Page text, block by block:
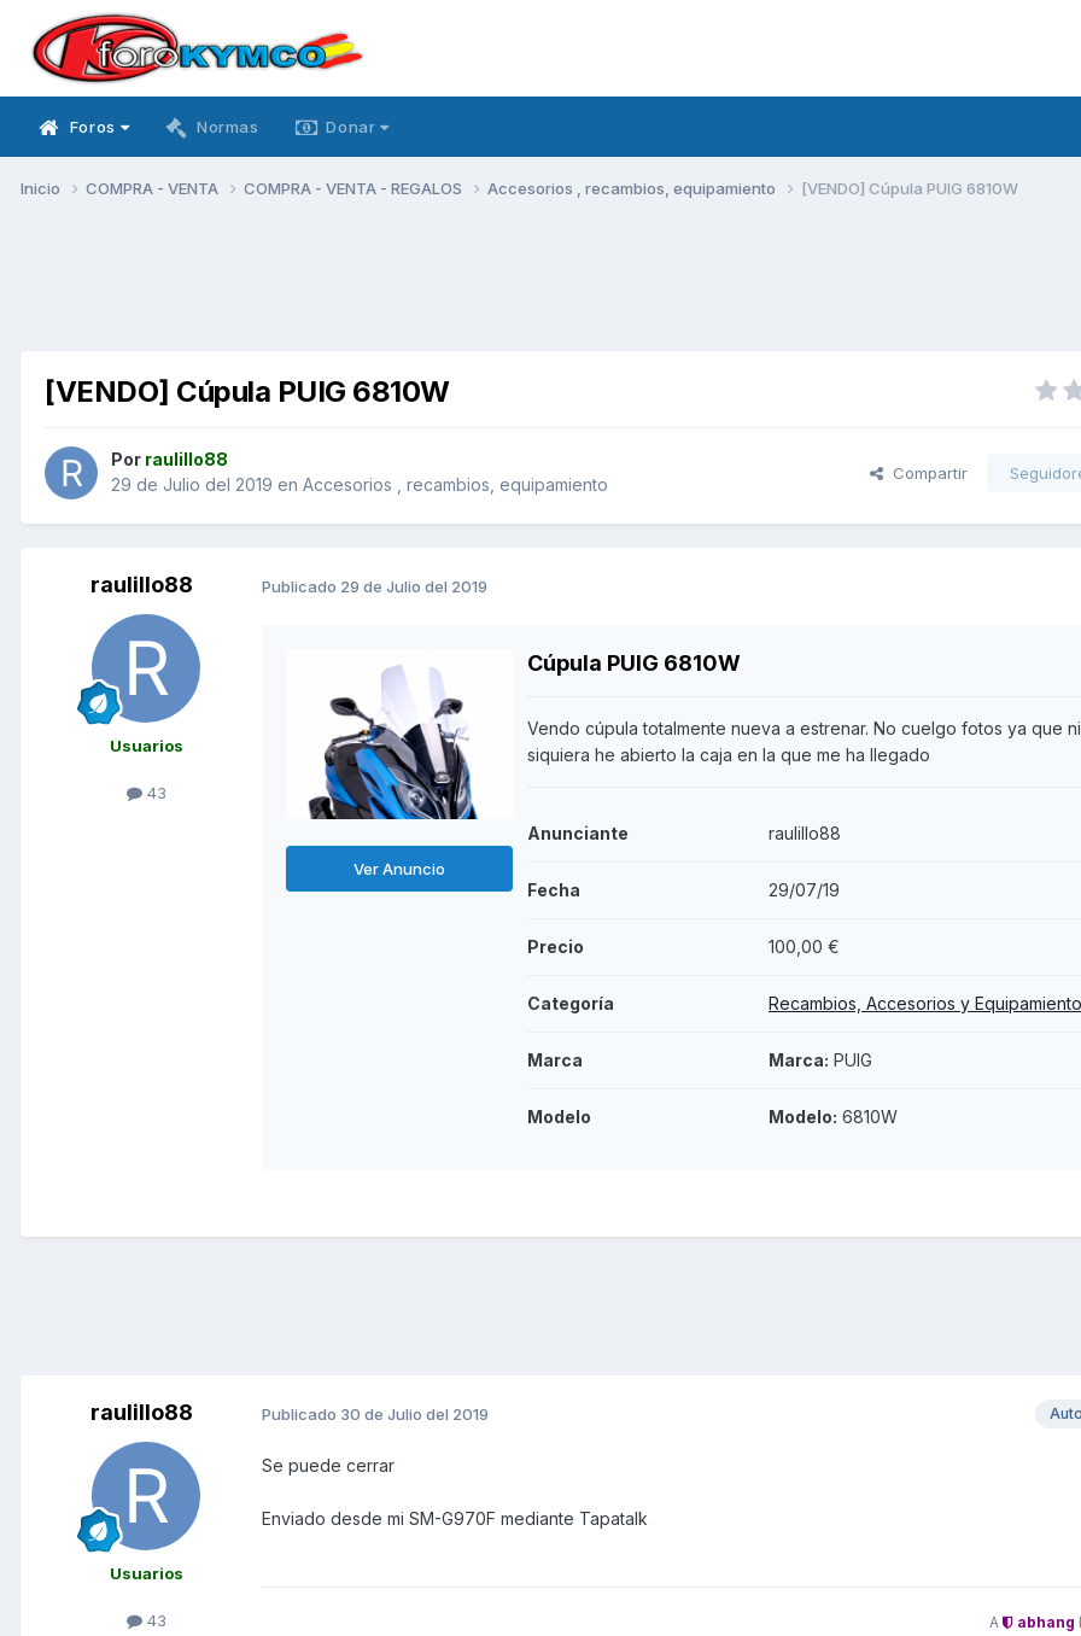
Foros Normas Donar
Inicio COMPRA - VENTA COMPRA - VENTA - REGALOS Accesorios , recambios, equipamiento [VENDO] Cúpula PUIG 6810W
[VENDO] Cúpula PUIG 6810W
Por raulillo88
29 de Julio del 2019 en Accesorios , recambios, equipamiento
Compartir
raulillo88
Usuarios
43
Publicado 29 de Julio del 2019
Ver Anuncio
Cúpula PUIG 6810W
Vendo cúpula totalmente nueva a estrenar. No cuelgo fotos ya que ni
siquiera he abierto la caja en la que me ha llegado
Anunciante raulillo88
Fecha 29/07/19
Precio 100,00 €
Categoría Recambios, Accesorios y Equipamiento
Marca Marca: PUIG
Modelo Modelo: 6810W
raulillo88
Usuarios
43
Publicado 30 de Julio del 2019
Se puede cerrar
Enviado desde mi SM-G970F mediante Tapatalk
A abhang